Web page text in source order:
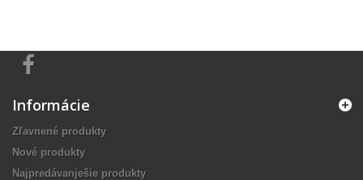
Informácie
Zľavnené produkty
Nové produkty
Najpredávanješie produkty